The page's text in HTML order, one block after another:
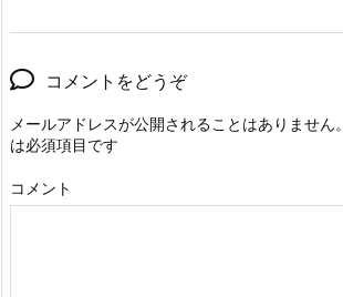
コメントをどうぞ
メールアドレスが公開されることはありません。
は必須項目です
コメント